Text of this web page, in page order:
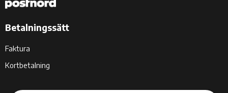
Betalningssätt
Faktura
Kortbetalning